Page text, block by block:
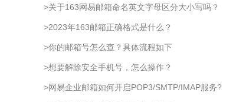
>关于163网易邮箱命名英文字母区分大小写吗？
>2023年163邮箱正确格式是什么？
>你的邮箱号怎么查？具体流程如下
>想要解除安全手机号，怎么操作？
>网易企业邮箱如何开启POP3/SMTP/IMAP服务?